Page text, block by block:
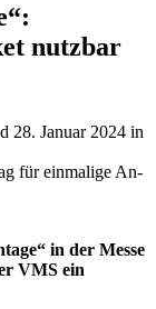
nutzbar
28. Januar 2024 in
für einmalige An-
in der Messe
VMS ein